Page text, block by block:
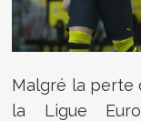
Malgré la perte
la Ligue